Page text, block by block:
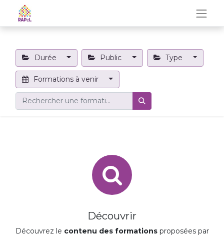
Durée Public Type
Formations à venir
Découvrir
Découvrez le contenu des formationsproposées par